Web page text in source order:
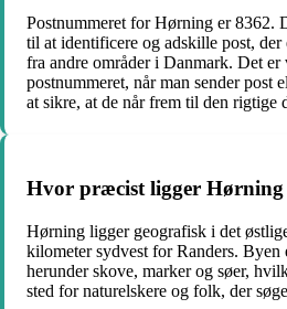
Postnummeret for Hørning er 8362.
til at identificere og adskille post,
fra andre områder i Danmark. Det er
postnummeret, når man sender
at sikre, at de når frem til den rigtige
Hvor præcist ligger Hørning
Hørning ligger geografisk i det
kilometer sydvest for Randers. Byen
herunder skove, marker og søer,
sted for naturelskere og folk, der